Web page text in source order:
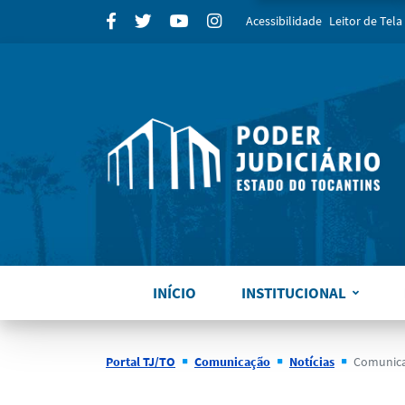
para
FacebookTwitter YoutubeInstagram
Acessibilidade Leitor de Tela
INÍCIO INSTITUCIONAL
Portal TJ/TO Comunicação Notícias